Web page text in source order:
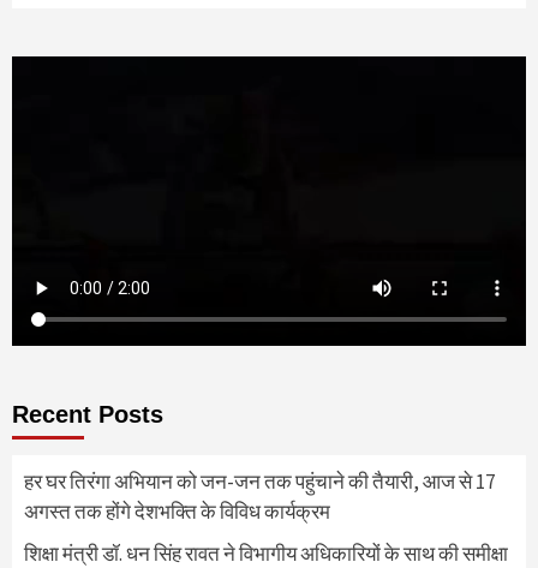
Recent Posts
हर घर तिरंगा अभियान को जन-जन तक पहुंचाने की तैयारी, आज से 17
अगस्त तक होंगे देशभक्ति के विविध कार्यक्रम
शिक्षा मंत्री डॉ. धन सिंह रावत ने विभागीय अधिकारियों के साथ की समीक्षा